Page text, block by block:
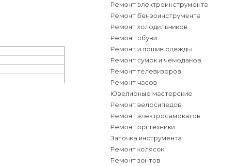
Ремонт электроинструмента
Ремонт бензоинструмента
Ремонт холодильников
Ремонт обуви
Ремонт и пошив одежды
Ремонт сумок и чемоданов
Ремонт телевизоров
Ремонт часов
Ювелирные мастерские
Ремонт велосипедов
Ремонт электросамокатов
Ремонт оргтехники
Заточка инструмента
Ремонт колясок
Ремонт зонтов